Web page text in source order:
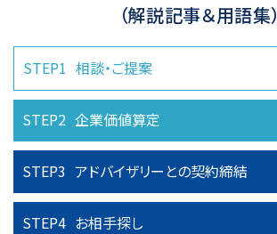
（解説記事＆用語集）
STEP1 相談・ご提案
STEP2 企業価値算定
STEP3 アドバイザリーとの契約締結
STEP4 お相手探し